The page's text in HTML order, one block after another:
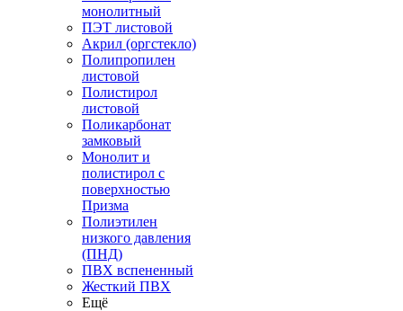
монолитный
ПЭТ листовой
Акрил (оргстекло)
Полипропилен
листовой
Полистирол
листовой
Поликарбонат
замковый
Монолит и
полистирол с
поверхностью
Призма
Полиэтилен
низкого давления
(ПНД)
ПВХ вспененный
Жесткий ПВХ
Ещё